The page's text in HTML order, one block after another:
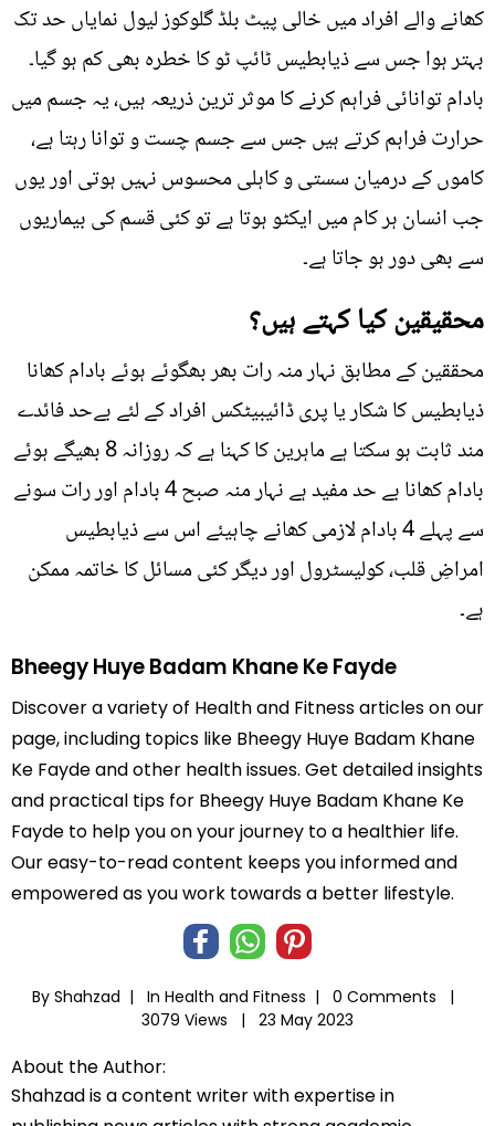
کھانے والے افراد میں خالی پیٹ بلڈ گلوکوز لیول نمایاں حد تک
بہتر ہوا جس سے ذیابطیس ٹائپ ٹو کا خطرہ بھی کم ہو گیا۔
بادام توانائی فراہم کرنے کا موثر ترین ذریعہ ہیں، یہ جسم میں
حرارت فراہم کرتے ہیں جس سے جسم چست و توانا رہتا ہے،
کاموں کے درمیان سستی و کاہلی محسوس نہیں ہوتی اور یوں
جب انسان ہر کام میں ایکٹو ہوتا ہے تو کئی قسم کی بیماریوں
سے بھی دور ہو جاتا ہے۔
محقیقین کیا کہتے ہیں؟
محققین کے مطابق نہار منہ رات بھر بھگوئے ہوئے بادام کھانا
ذیابطیس کا شکار یا پری ڈائیبیٹکس افراد کے لئے بےحد فائدے
مند ثابت ہو سکتا ہے ماہرین کا کہنا ہے کہ روزانہ 8 بھیگے ہوئے
بادام کھانا بے حد مفید ہے نہار منہ صبح 4 بادام اور رات سونے
سے پہلے 4 بادام لازمی کھانے چاہیئے اس سے ذیابطیس
امراضِ قلب، کولیسٹرول اور دیگر کئی مسائل کا خاتمہ ممکن
ہے۔
Bheegy Huye Badam Khane Ke Fayde
Discover a variety of Health and Fitness articles on our
page, including topics like Bheegy Huye Badam Khane
Ke Fayde and other health issues. Get detailed insights
and practical tips for Bheegy Huye Badam Khane Ke
Fayde to help you on your journey to a healthier life.
Our easy-to-read content keeps you informed and
empowered as you work towards a better lifestyle.
By Shahzad | In Health and Fitness |
0 Comments |
3079 Views |
23 May 2023
About the Author:
Shahzad is a content writer with expertise in